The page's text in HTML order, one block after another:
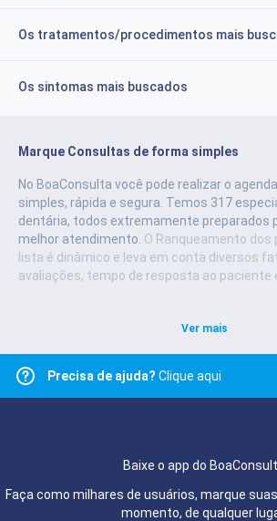
Os tratamentos/procedimentos mais
Os sintomas mais buscados
Marque Consultas de forma simples
No BoaConsulta você pode realizar o
simples, rápida e segura. Temos 317
dentária, todos extremamente preparados
melhor atendimento. O Ranqueamento
lista é dinâmico e leva em conta diversos
avaliações, tempo de resposta ao paciente
Ver mais
Precisa de ajuda? Clique aqui
Baixe o app do
Faça como milhares de usuários, marque
momento, de qualquer